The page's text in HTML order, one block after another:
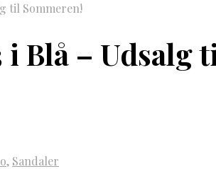
til Sommeren!
i Blå – Udsalg
, Sandaler